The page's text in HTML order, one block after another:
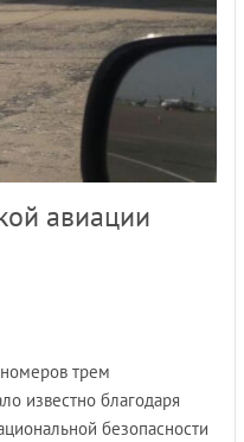
авиации
трем
известно благодаря
безопасности